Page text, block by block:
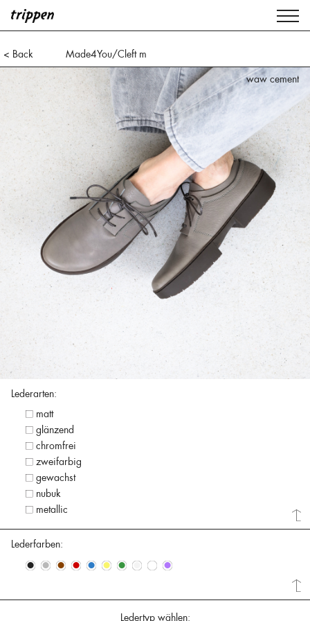
< Back
Made4You/Cleft m
waw cement
Lederarten:
matt
glänzend
chromfrei
zweifarbig
gewachst
nubuk
metallic
Lederfarben:
• • • • • • • • • •
Ledertyp wählen: